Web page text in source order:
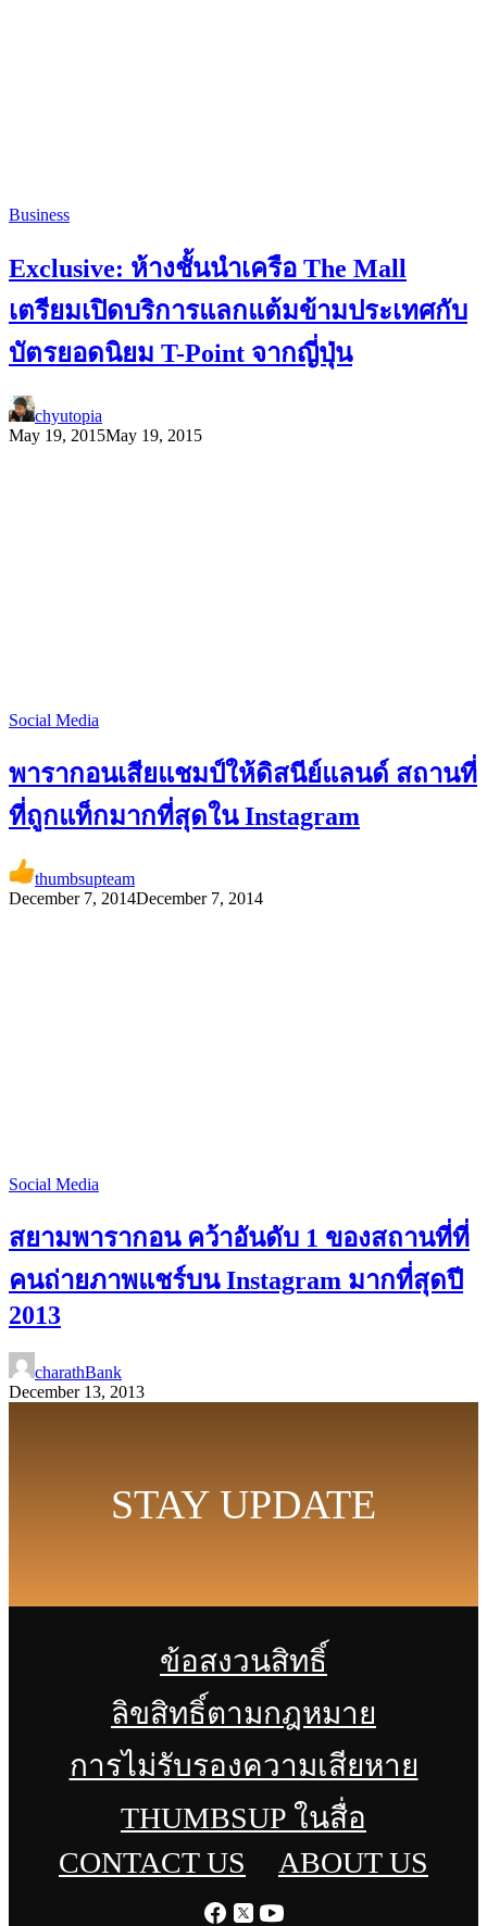
Business
Exclusive: ห้างชั้นนำเครือ The Mall
เตรียมเปิดบริการแลกแต้มข้ามประเทศกับ
บัตรยอดนิยม T-Point จากญี่ปุ่น
chyutopia
May 19, 2015May 19, 2015
Social Media
พารากอนเสียแชมป์ให้ดิสนีย์แลนด์ สถานที่
ที่ถูกแท็กมากที่สุดใน Instagram
thumbsupteam
December 7, 2014December 7, 2014
Social Media
สยามพารากอน คว้าอันดับ 1 ของสถานที่ที่
คนถ่ายภาพแชร์บน Instagram มากที่สุดปี
2013
charathBank
December 13, 2013
STAY UPDATE
ข้อสงวนสิทธิ์
ลิขสิทธิ์ตามกฎหมาย
การไม่รับรองความเสียหาย
THUMBSUP ในสื่อ
CONTACT US
ABOUT US